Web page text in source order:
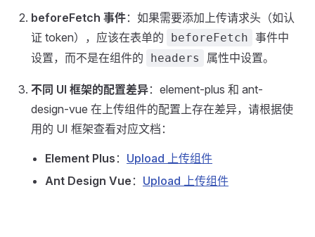
beforeFetch 事件：如果需要添加上传请求头（如认
证 token），应该在表单的
beforeFetch 事件中
设置，而不是在组件的
headers 属性中设置。
不同 UI 框架的配置差异：element-plus 和 ant-
design-vue 在上传组件的配置上存在差异，请根据使
用的 UI 框架查看对应文档：
Element Plus ： Upload 上传组件
Ant Design Vue ： Upload 上传组件